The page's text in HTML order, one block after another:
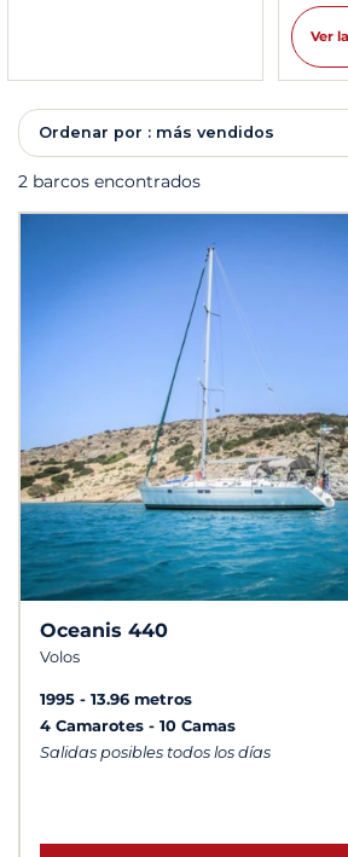
Ordenar por : más vendidos
2 barcos encontrados
Oceanis 440
Volos
1995
13.96 metros
4 Camarotes
10 Camas
Salidas posibles todos los días